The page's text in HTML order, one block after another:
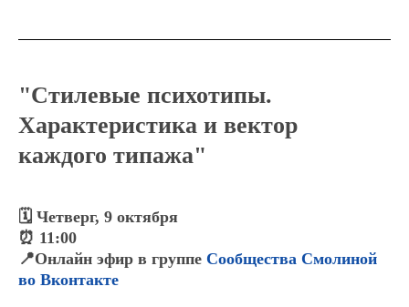
"Стилевые психотипы.
Характеристика и вектор
каждого типажа"
🗓 Четверг, 9 октября
⏰ 11:00
📍Онлайн эфир в группе Сообщества Смолиной
во Вконтакте